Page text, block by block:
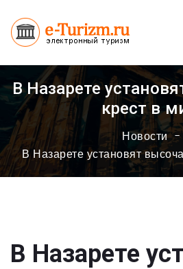
В Назарете
крест в
Новости
В Назарете установят
В Назарете